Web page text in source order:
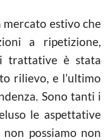
mercato estivo che
a ripetizione,
trattative è stata
rilievo, e l’ultimo
Sono tanti i
le aspettative
possiamo non